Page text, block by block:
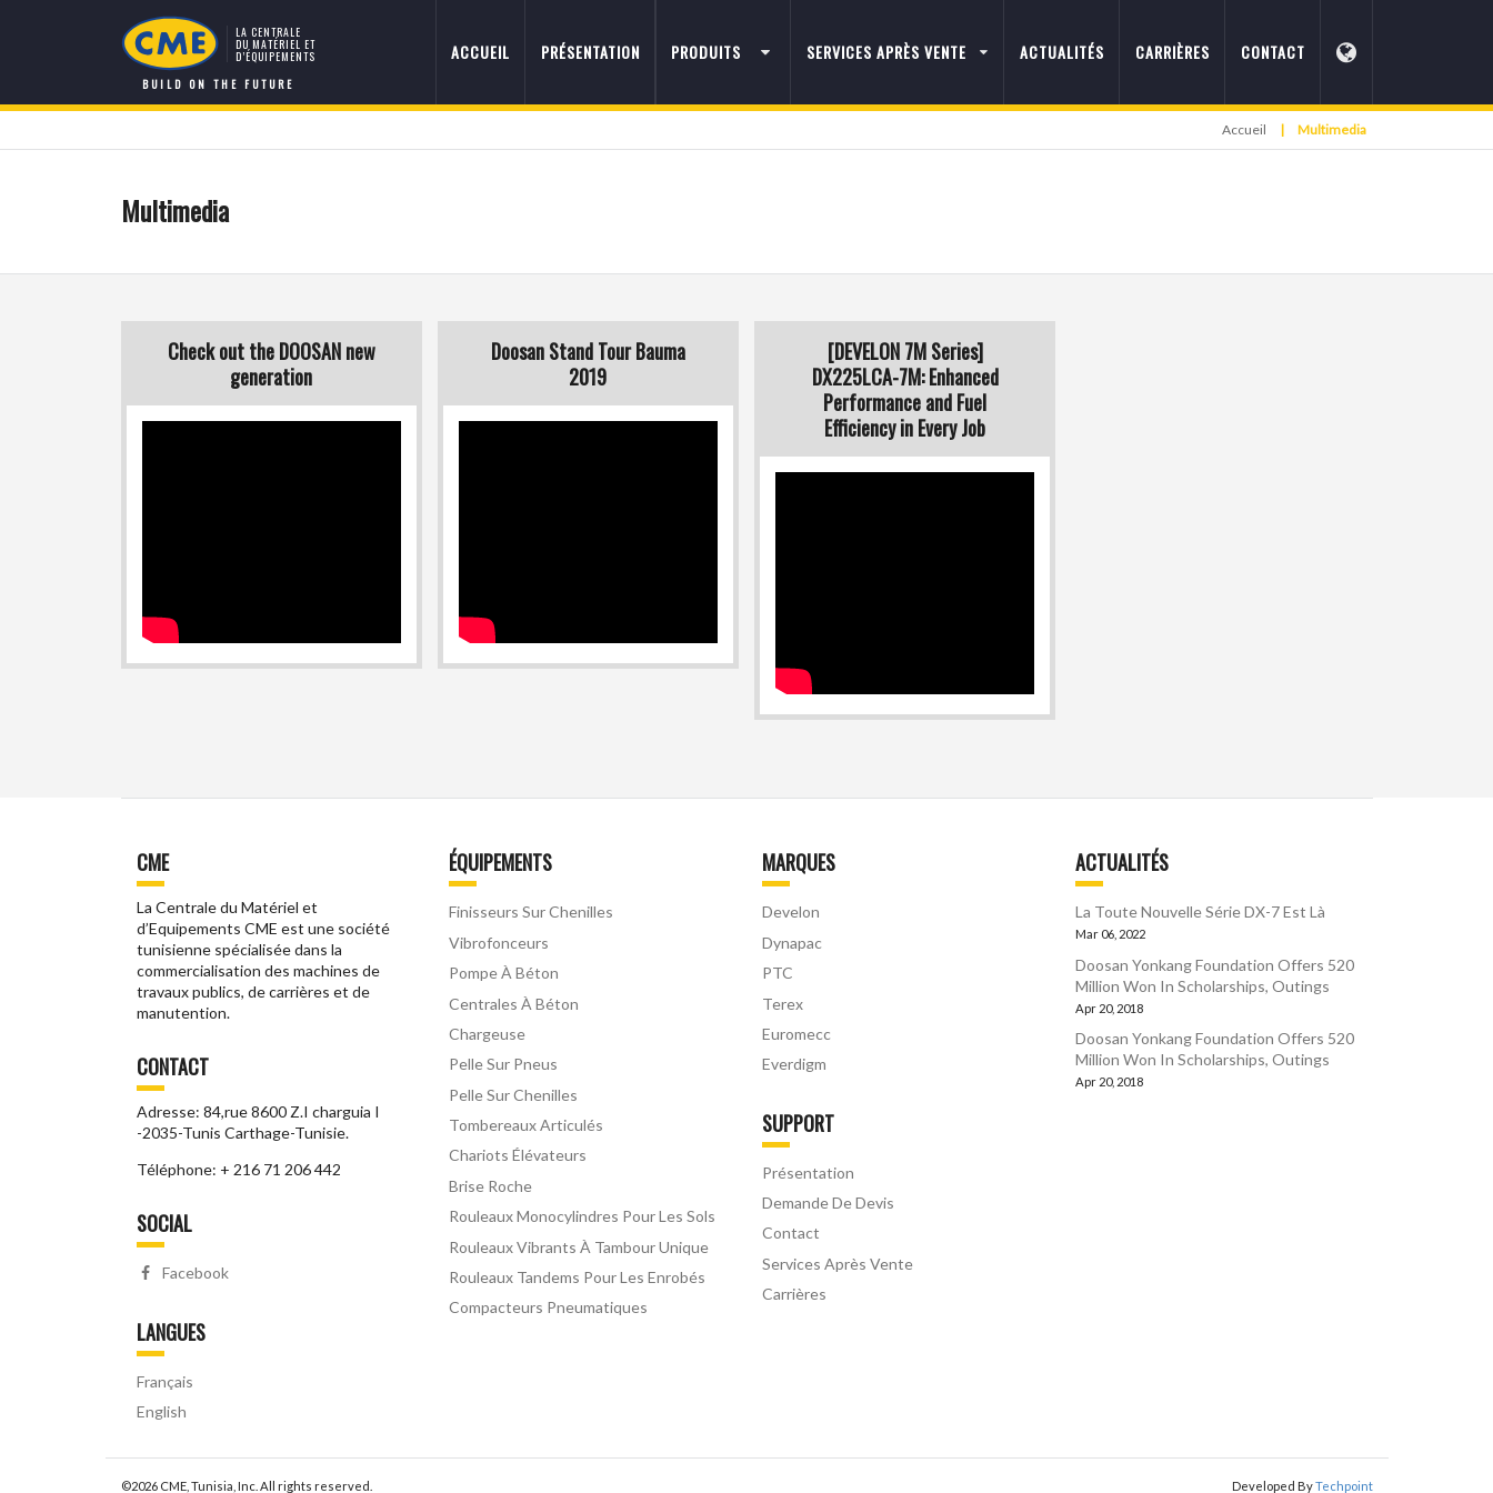
LA CENTRALE
DU MATÉRIEL ET
D’ÉQUIPEMENTS
BUILD ON THE FUTURE
ACCUEIL PRÉSENTATION PRODUITS SERVICES APRÈS VENTE ACTUALITÉS CARRIÈRES CONTACT
Accueil | Multimedia
Multimedia
Check out the DOOSAN new
generation
Doosan Stand Tour Bauma
2019
[DEVELON 7M Series]
DX225LCA-7M: Enhanced
Performance and Fuel
Efficiency in Every Job
CME
La Centrale du Matériel et
d’Equipements CME est une société
tunisienne spécialisée dans la
commercialisation des machines de
travaux publics, de carrières et de
manutention.
CONTACT
Adresse: 84,rue 8600 Z.I charguia I
-2035-Tunis Carthage-Tunisie.
Téléphone: + 216 71 206 442
SOCIAL
Facebook
LANGUES
Français
English
ÉQUIPEMENTS
Finisseurs Sur Chenilles
Vibrofonceurs
Pompe À Béton
Centrales À Béton
Chargeuse
Pelle Sur Pneus
Pelle Sur Chenilles
Tombereaux Articulés
Chariots Élévateurs
Brise Roche
Rouleaux Monocylindres Pour Les Sols
Rouleaux Vibrants À Tambour Unique
Rouleaux Tandems Pour Les Enrobés
Compacteurs Pneumatiques
MARQUES
Develon
Dynapac
PTC
Terex
Euromecc
Everdigm
SUPPORT
Présentation
Demande De Devis
Contact
Services Après Vente
Carrières
ACTUALITÉS
La Toute Nouvelle Série DX-7 Est Là
Mar 06, 2022
Doosan Yonkang Foundation Offers 520
Million Won In Scholarships, Outings
Apr 20, 2018
Doosan Yonkang Foundation Offers 520
Million Won In Scholarships, Outings
Apr 20, 2018
©2026 CME, Tunisia, Inc. All rights reserved. Developed ByTechpoint